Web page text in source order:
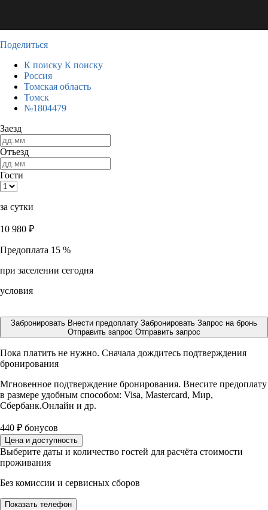
Поделиться
К поиску К поиску
Россия
Томская область
Томск
№1804479
Заезд
Отъезд
Гости
за сутки
10 980 ₽
Предоплата 15 %
при заселении сегодня
условия
Забронировать Внести предоплату Забронировать Запрос на бронь
Отправить запрос Отправить запрос
Пока платить не нужно. Сначала дождитесь подтверждения
бронирования
Мгновенное подтверждение бронирования. Внесите предоплату
в размере удобным способом: Visa, Mastercard, Мир,
Сбербанк.Онлайн и др.
440 ₽ бонусов
Цена и доступность
Выберите даты и количество гостей для расчёта стоимости
проживания
Без комиссии и сервисных сборов
Показать телефон